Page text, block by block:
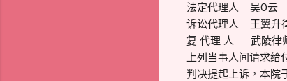
法定代理人 吴O云
诉讼代理人 王翼升
复 代理 人 武陵律
上列当事人间请求
判决提起上诉，本院